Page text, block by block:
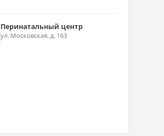
Перинатальный центр
ул. Московская, д. 163